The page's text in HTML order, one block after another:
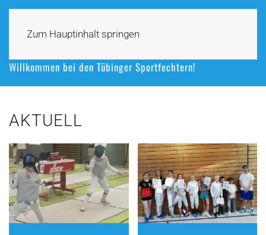
Zum Hauptinhalt springen
Willkommen bei den Tübinger Sportfechtern!
AKTUELL